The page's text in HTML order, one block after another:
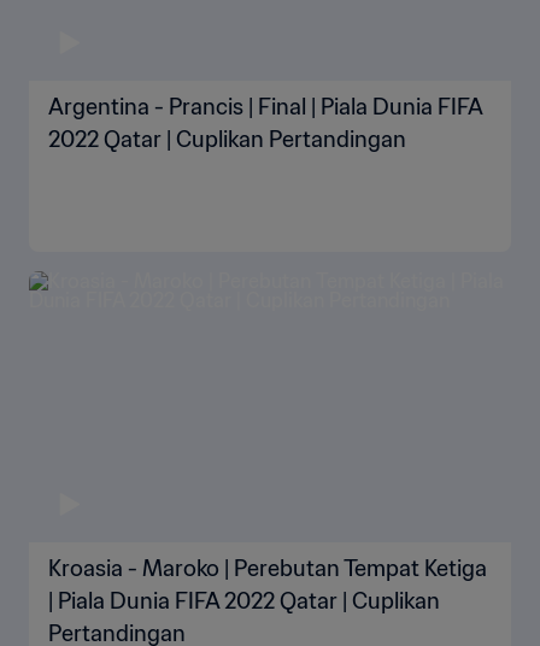
Argentina - Prancis | Final | Piala Dunia FIFA
2022 Qatar | Cuplikan Pertandingan
Kroasia - Maroko | Perebutan Tempat Ketiga
| Piala Dunia FIFA 2022 Qatar | Cuplikan
Pertandingan